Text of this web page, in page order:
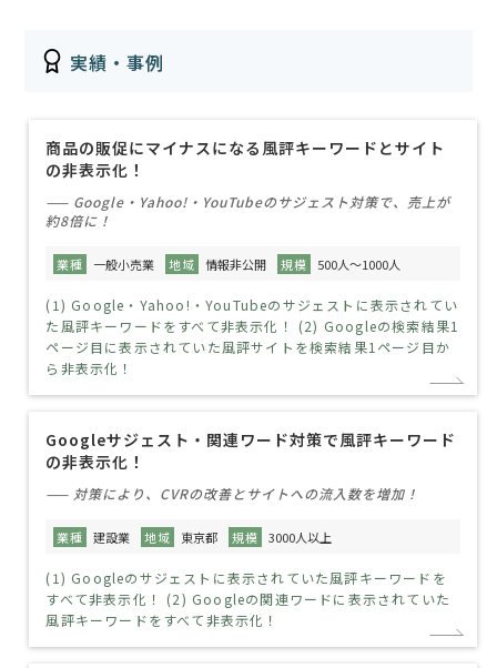
実績・事例
商品の販促にマイナスになる風評キーワードとサイト
の非表示化！
—— Google・Yahoo!・YouTubeのサジェスト対策で、売上が
約8倍に！
業種 一般小売業 地域 情報非公開 規模 500人～1000人
(1) Google・Yahoo!・YouTubeのサジェストに表示されてい
た風評キーワードをすべて非表示化！ (2) Googleの検索結果1
ページ目に表示されていた風評サイトを検索結果1ページ目か
ら非表示化！
Googleサジェスト・関連ワード対策で風評キーワード
の非表示化！
—— 対策により、CVRの改善とサイトへの流入数を増加！
業種 建設業 地域 東京都 規模 3000人以上
(1) Googleのサジェストに表示されていた風評キーワードを
すべて非表示化！ (2) Googleの関連ワードに表示されていた
風評キーワードをすべて非表示化！